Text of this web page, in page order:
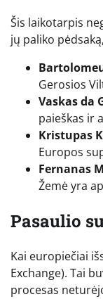
Šis laikotarpis
jų paliko
Gerosios
Vaskas da
paieškas ir
Kristupas
Europos
Fernanas
Žemė yra
Pasaulio
Kai europiečiai
Exchange). Tai
procesas